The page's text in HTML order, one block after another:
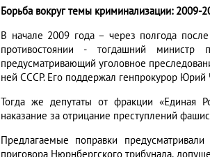
Борьба вокруг темы криминализации: 2009-
В начале 2009 года – через полгода
противостоянии - тогдашний
предусматривающий уголовное
ней СССР. Его поддержал генпрокурор Юрий
Тогда же депутаты от фракции «Единая
наказание за отрицание преступлений
Предлагаемые поправки
приговора Нюрнбергского трибунала,